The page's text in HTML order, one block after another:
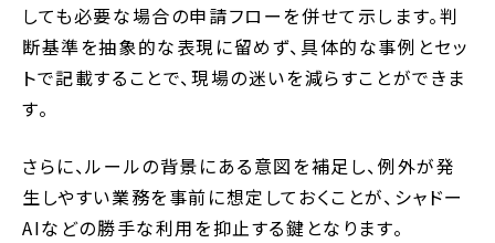
しても必要な場合の申請フローを併せて示します。判
断基準を抽象的な表現に留めず、具体的な事例とセッ
トで記載することで、現場の迷いを減らすことができま
す。
さらに、ルールの背景にある意図を補足し、例外が発
生しやすい業務を事前に想定しておくことが、シャドー
AIなどの勝手な利用を抑止する鍵となります。